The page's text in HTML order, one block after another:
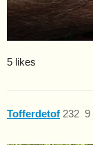
5 likes
Tofferdetof 9
232